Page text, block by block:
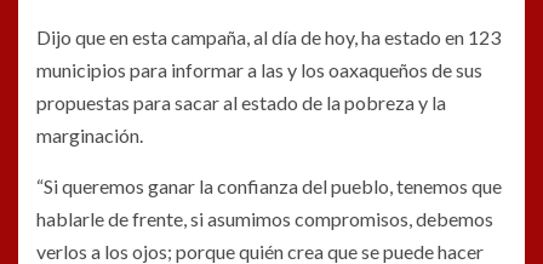
Dijo que en esta campaña, al día de hoy, ha estado en 123
municipios para informar a las y los oaxaqueños de sus
propuestas para sacar al estado de la pobreza y la
marginación.
“Si queremos ganar la confianza del pueblo, tenemos que
hablarle de frente, si asumimos compromisos, debemos
verlos a los ojos; porque quién crea que se puede hacer